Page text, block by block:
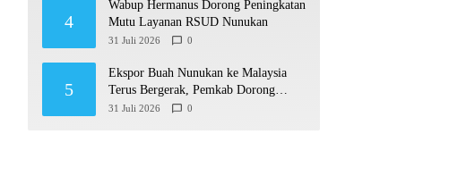
4
Wabup Hermanus Dorong Peningkatan
Mutu Layanan RSUD Nunukan
31 Juli 2026 0
5
Ekspor Buah Nunukan ke Malaysia
Terus Bergerak, Pemkab Dorong
Produk Lokal Naik Kelas
31 Juli 2026 0